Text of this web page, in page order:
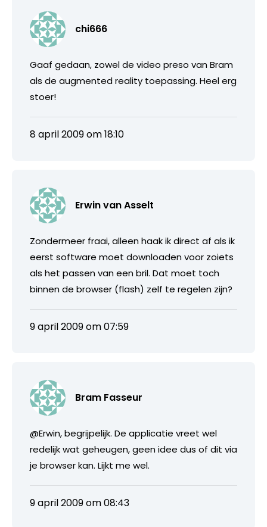
chi666
Gaaf gedaan, zowel de video preso van Bram
als de augmented reality toepassing. Heel erg
stoer!
8 april 2009 om 18:10
Erwin van Asselt
Zondermeer fraai, alleen haak ik direct af als ik
eerst software moet downloaden voor zoiets
als het passen van een bril. Dat moet toch
binnen de browser (flash) zelf te regelen zijn?
9 april 2009 om 07:59
Bram Fasseur
@Erwin, begrijpelijk. De applicatie vreet wel
redelijk wat geheugen, geen idee dus of dit via
je browser kan. Lijkt me wel.
9 april 2009 om 08:43